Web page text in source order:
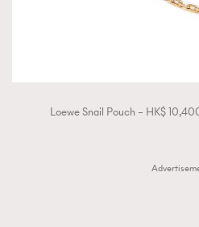
Loewe Snail Pouch – HK$